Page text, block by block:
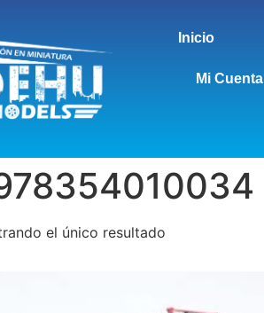
Inicio
Mi Cuenta
el único resultado